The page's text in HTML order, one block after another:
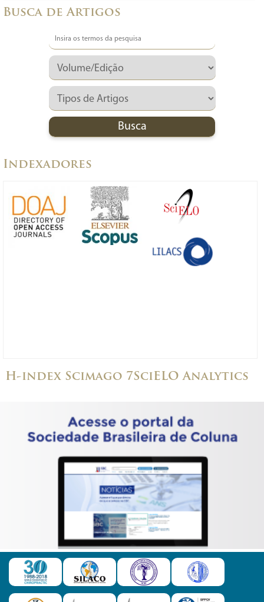
Busca de Artigos
Indexadores
H-index Scimago 7SciELO Analytics